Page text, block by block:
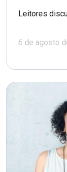
Leitores
6 de agosto